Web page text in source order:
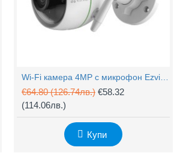
€64.80(126.74лв.) €58.32
(114.06лв.)
Купи